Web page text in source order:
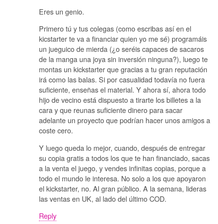
Eres un genio.
Primero tú y tus colegas (como escribas así en el
kicstarter te va a financiar quien yo me sé) programáis
un jueguico de mierda (¿o seréis capaces de sacaros
de la manga una joya sin inversión ninguna?), luego te
montas un kickstarter que gracias a tu gran reputación
irá como las balas. Si por casualidad todavía no fuera
suficiente, enseñas el material. Y ahora sí, ahora todo
hijo de vecino está dispuesto a tirarte los billetes a la
cara y que reunas suficiente dinero para sacar
adelante un proyecto que podrían hacer unos amigos a
coste cero.
Y luego queda lo mejor, cuando, después de entregar
su copia gratis a todos los que te han financiado, sacas
a la venta el juego, y vendes infinitas copias, porque a
todo el mundo le interesa. No solo a los que apoyaron
el kickstarter, no. Al gran público. A la semana, lideras
las ventas en UK, al lado del último COD.
Reply